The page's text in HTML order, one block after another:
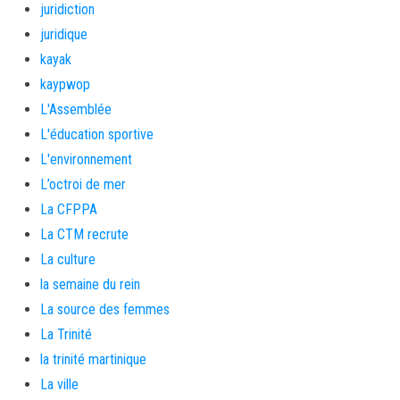
juridiction
juridique
kayak
kaypwop
L'Assemblée
L'éducation sportive
L'environnement
L’octroi de mer
La CFPPA
La CTM recrute
La culture
la semaine du rein
La source des femmes
La Trinité
la trinité martinique
La ville